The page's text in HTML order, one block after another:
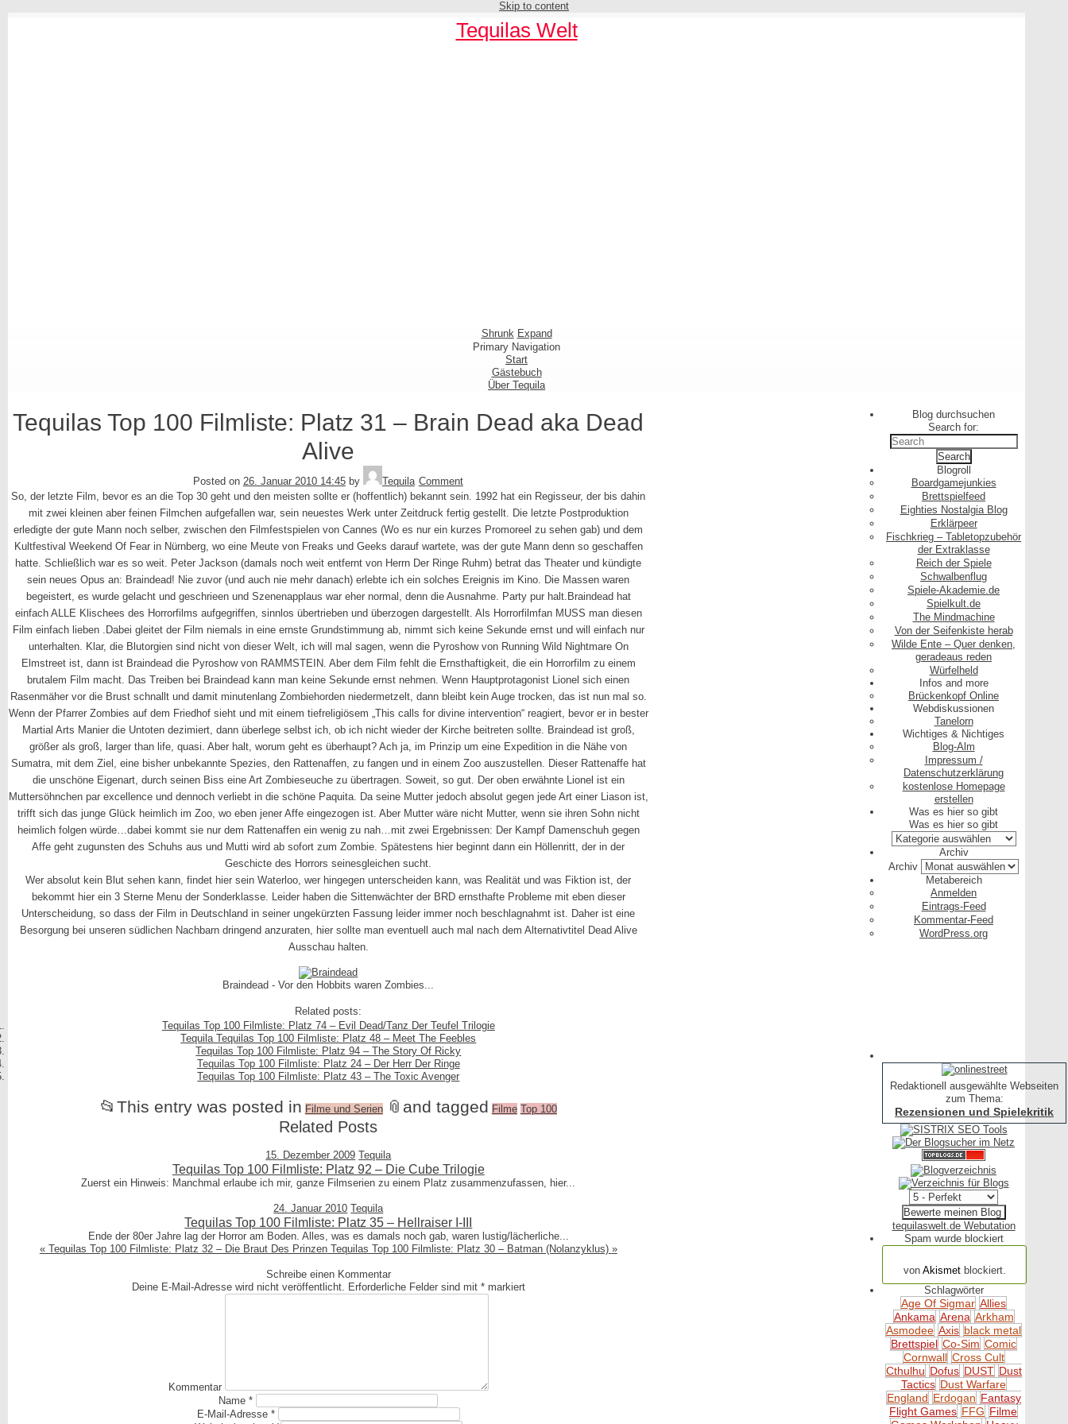
Skip to content
Tequilas Welt
Shrunk Expand
Primary Navigation
Start
Gästebuch
Über Tequila
Tequilas Top 100 Filmliste: Platz 31 – Brain Dead aka Dead
Alive
Posted on 26. Januar 2010 14:45 by Tequila Comment
So, der letzte Film, bevor es an die Top 30 geht und den meisten sollte er (hoffentlich) bekannt sein. 1992 hat ein Regisseur, der bis dahin
mit zwei kleinen aber feinen Filmchen aufgefallen war, sein neuestes Werk unter Zeitdruck fertig gestellt. Die letzte Postproduktion
erledigte der gute Mann noch selber, zwischen den Filmfestspielen von Cannes(Wo es nur ein kurzes Promoreel zu sehen gab) und dem
Kultfestival Weekend Of Fear in Nürnberg, wo eine Meute von Freaks und Geeks darauf wartete, was der gute Mann denn so geschaffen
hatte. Schließlich war es so weit. Peter Jackson (damals noch weit entfernt von Herrn Der Ringe Ruhm) betrat das Theater und kündigte
sein neues Opus an: Braindead! Nie zuvor (und auch nie mehr danach) erlebte ich ein solches Ereignis im Kino. Die Massen waren
begeistert, es wurde gelacht und geschrieen und Szenenapplaus war eher normal, denn die Ausnahme. Party pur halt.Braindead hat
einfach ALLE Klischees des Horrorfilms aufgegriffen, sinnlos übertrieben und überzogen dargestellt. Als Horrorfilmfan MUSS man diesen
Film einfach lieben .Dabei gleitet der Film niemals in eine ernste Grundstimmung ab, nimmt sich keine Sekunde ernst und will einfach nur
unterhalten. Klar, die Blutorgien sind nicht von dieser Welt, ich will mal sagen, wenn die Pyroshow von Running Wild Nightmare On
Elmstreet ist, dann ist Braindead die Pyroshow von RAMMSTEIN. Aber dem Film fehlt die Ernsthaftigkeit, die ein Horrorfilm zu einem
brutalem Film macht. Das Treiben bei Braindead kann man keine Sekunde ernst nehmen. Wenn Hauptprotagonist Lionel sich einen
Rasenmäher vor die Brust schnallt und damit minutenlang Zombiehorden niedermetzelt, dann bleibt kein Auge trocken, das ist nun mal so.
Wenn der Pfarrer Zombies auf dem Friedhof sieht und mit einem tiefreligiösem „This calls for divine intervention“ reagiert, bevor er in bester
Martial Arts Manier die Untoten dezimiert, dann überlege selbst ich, ob ich nicht wieder der Kirche beitreten sollte. Braindead ist groß,
größer als groß, larger than life, quasi. Aber halt, worum geht es überhaupt? Ach ja, im Prinzip um eine Expedition in die Nähe von
Sumatra, mit dem Ziel, eine bisher unbekannte Spezies, den Rattenaffen, zu fangen und in einem Zoo auszustellen. Dieser Rattenaffe hat
die unschöne Eigenart, durch seinen Biss eine Art Zombieseuche zu übertragen. Soweit, so gut. Der oben erwähnte Lionel ist ein
Muttersöhnchen par excellence und dennoch verliebt in die schöne Paquita. Da seine Mutter jedoch absolut gegen jede Art einer Liason ist,
trifft sich das junge Glück heimlich im Zoo, wo eben jener Affe eingezogen ist. Aber Mutter wäre nicht Mutter, wenn sie ihren Sohn nicht
heimlich folgen würde…dabei kommt sie nur dem Rattenaffen ein wenig zu nah…mit zwei Ergebnissen: Der Kampf Damenschuh gegen
Affe geht zugunsten des Schuhs aus und Mutti wird ab sofort zum Zombie. Spätestens hier beginnt dann ein Höllenritt, der in der
Geschicte des Horrors seinesgleichen sucht.
Wer absolut kein Blut sehen kann, findet hier sein Waterloo, wer hingegen unterscheiden kann, was Realität und was Fiktion ist, der
bekommt hier ein 3 Sterne Menu der Sonderklasse. Leider haben die Sittenwächter der BRD ernsthafte Probleme mit eben dieser
Unterscheidung, so dass der Film in Deutschland in seiner ungekürzten Fassung leider immer noch beschlagnahmt ist. Daher ist eine
Besorgung bei unseren südlichen Nachbarn dringend anzuraten, hier sollte man eventuell auch mal nach dem Alternativtitel Dead Alive
Ausschau halten.
Braindead - Vor den Hobbits waren Zombies...
Related posts:
Tequilas Top 100 Filmliste: Platz 74 – Evil Dead/Tanz Der Teufel Trilogie
Tequila Tequilas Top 100 Filmliste: Platz 48 – Meet The Feebles
Tequilas Top 100 Filmliste: Platz 94 – The Story Of Ricky
Tequilas Top 100 Filmliste: Platz 24 – Der Herr Der Ringe
Tequilas Top 100 Filmliste: Platz 43 – The Toxic Avenger
📂 This entry was posted in Filme und Serien 📎 and tagged Filme Top 100
Related Posts
15. Dezember 2009 Tequila
Tequilas Top 100 Filmliste: Platz 92 – Die Cube Trilogie
Zuerst ein Hinweis: Manchmal erlaube ich mir, ganze Filmserien zu einem Platz zusammenzufassen, hier...
24. Januar 2010 Tequila
Tequilas Top 100 Filmliste: Platz 35 – Hellraiser I-III
Ende der 80er Jahre lag der Horror am Boden. Alles, was es damals noch gab, waren lustig/lächerliche...
«Tequilas Top 100 Filmliste: Platz 32 – Die Braut Des PrinzenTequilas Top 100 Filmliste: Platz 30 – Batman (Nolanzyklus) »
Schreibe einen Kommentar
Deine E-Mail-Adresse wird nicht veröffentlicht. Erforderliche Felder sind mit *markiert
Kommentar
Name*
E-Mail-Adresse *
Blog durchsuchen
Search for:
Blogroll
Boardgamejunkies
Brettspielfeed
Eighties Nostalgia Blog
Erklärpeer
Fischkrieg – Tabletopzubehör
der Extraklasse
Reich der Spiele
Schwalbenflug
Spiele-Akademie.de
Spielkult.de
The Mindmachine
Von der Seifenkiste herab
Wilde Ente – Quer denken,
geradeaus reden
Würfelheld
Infos and more
Brückenkopf Online
Webdiskussionen
Tanelorn
Wichtiges & Nichtiges
Blog-Alm
Impressum /
Datenschutzerklärung
kostenlose Homepage
erstellen
Was es hier so gibt
Was es hier so gibt
Archiv
Archiv
Metabereich
Anmelden
Eintrags-Feed
Kommentar-Feed
WordPress.org
Redaktionell ausgewählte Webseiten
zum Thema:
Rezensionen und Spielekritik
tequilaswelt.de Webutation
Spam wurde blockiert
von Akismetblockiert.
Schlagwörter
Age Of Sigmar Allies
Ankama Arena Arkham
Asmodee Axis black metal
Brettspiel Co-Sim Comic
Cornwall Cross Cult
Cthulhu Dofus DUST Dust
Tactics Dust Warfare
England Erdogan Fantasy
Flight Games FFG Filme